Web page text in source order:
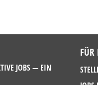
JOBS — EIN
FÜR